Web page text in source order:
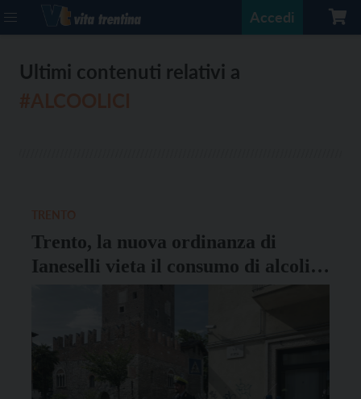
Accedi
Ultimi contenuti relativi a
Trento, la nuova ordinanza di
Ianeselli vieta il consumo di alcolici
in piazza Portela e piazza da Vinci